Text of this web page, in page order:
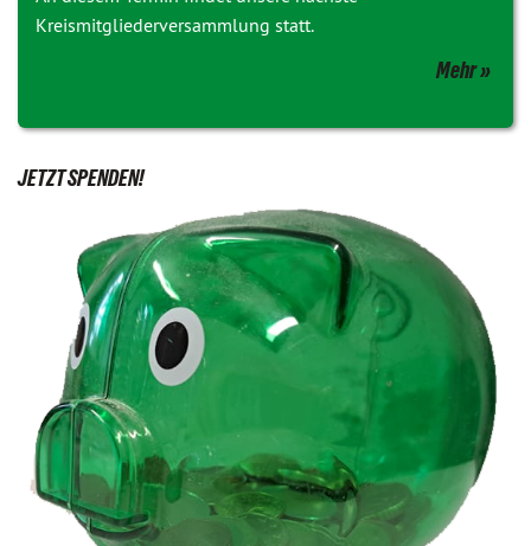
Kreismitgliederversammlung statt.
Mehr
JETZT SPENDEN!